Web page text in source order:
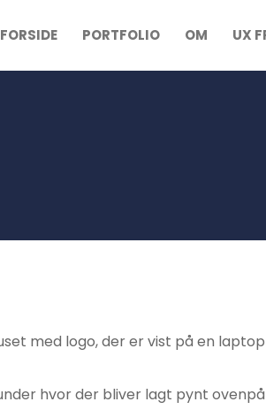
FORSIDE PORTFOLIO OM UX